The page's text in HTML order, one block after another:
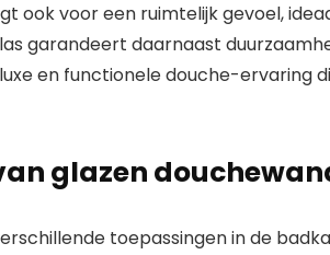
ook voor een ruimtelijk gevoel,
garandeert daarnaast
en functionele douche-ervaring
glazen
toepassingen in de